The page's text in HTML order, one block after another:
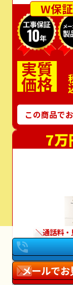
W保証
実質
価格
この商品で
7万
通話料・
メールで